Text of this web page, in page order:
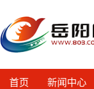
首页 新闻中心